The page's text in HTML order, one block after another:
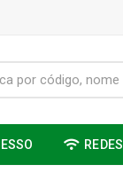
REDES